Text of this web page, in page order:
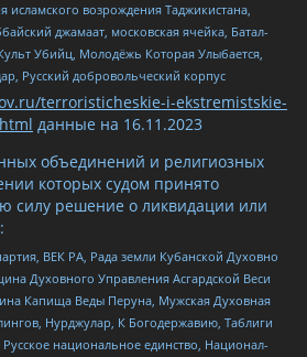
исламского возрождения Таджикистана,
джамаат, московская ячейка, Батал-
Убийц, Молодёжь Которая Улыбается,
Русский добровольческий корпус
terroristicheskie-i-ekstremistskie-
данные на 16.11.2023
объединений и религиозных
которых судом принято
силу решение о ликвидации или
ВЕК РА, Рада земли Кубанской Духовно
Духовного Управления Асгардской Веси
Капища Веды Перуна, Мужская Духовная
Нурджулар, К Богодержавию, Таблиги
национальное единство, Национал-